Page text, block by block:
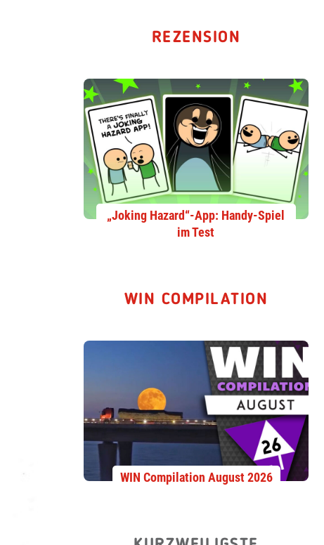
REZENSION
„Joking Hazard“-App: Handy-Spiel
im Test
WIN COMPILATION
WIN Compilation August 2026